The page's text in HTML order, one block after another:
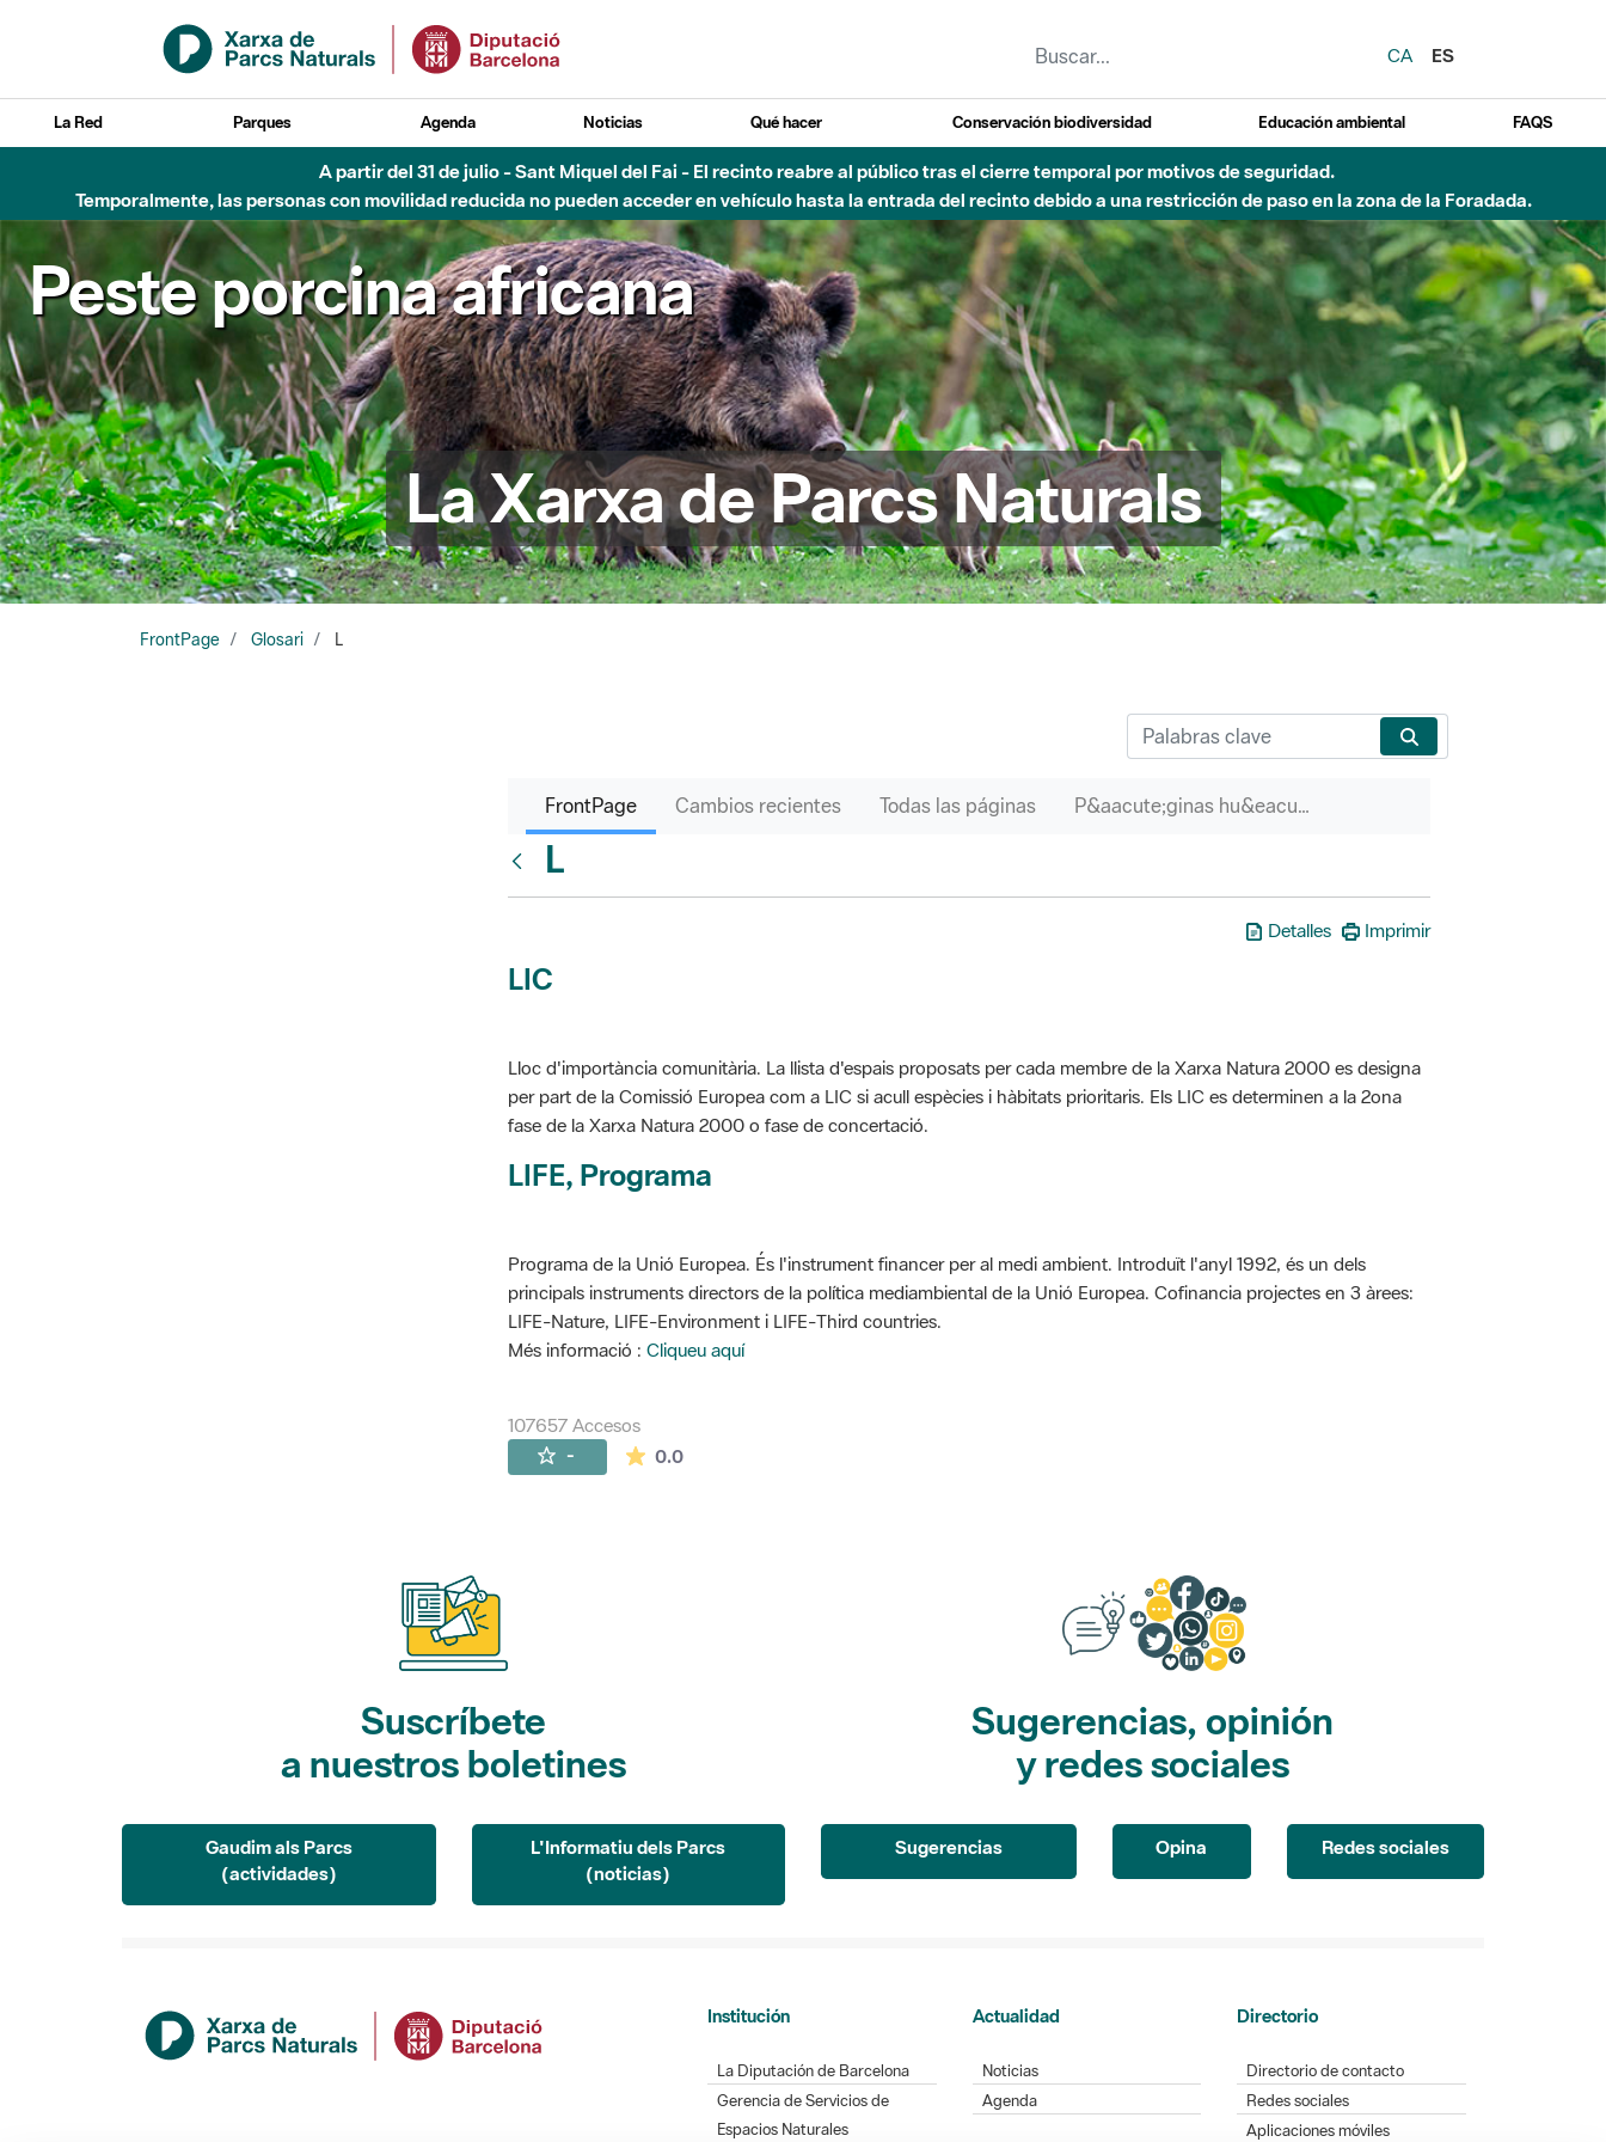
Saltar al contenido principal
CA
ES
La Red Parques Agenda Noticias Qué hacer Conservación biodiversidad Educación ambiental FAQS
A partir del 31 de julio - Sant Miquel del Fai - El recinto reabre al público tras el cierre temporal por motivos de seguridad.
Temporalmente, las personas con movilidad reducida no pueden acceder en vehículo hasta la entrada del recinto debido a una restricción de paso en la zona de la Foradada.
Peste porcina africana
La Xarxa de Parcs Naturals
FrontPage Glosari L
FrontPage Cambios recientes Todas las páginas P&aacute;ginas hu&eacute;rfanas
L
Detalles Imprimir
LIC
Lloc d'importància comunitària. La llista d'espais proposats per cada membre de la Xarxa Natura 2000 es designa
per part de la Comissió Europea com a LIC si acull espècies i hàbitats prioritaris. Els LIC es determinen a la 2ona
fase de la Xarxa Natura 2000 o fase de concertació.
LIFE, Programa
Programa de la Unió Europea. És l'instrument financer per al medi ambient. Introduït l'anyl 1992, és un dels
principals instruments directors de la política mediambiental de la Unió Europea. Cofinancia projectes en 3 àrees:
LIFE-Nature, LIFE-Environment i LIFE-Third countries.
Més informació : Cliqueu aquí
107657 Accesos
- 0.0La valoración media es de 0 estrellas de 5.
Suscríbete
a nuestros boletines
Gaudim als Parcs
(actividades)
L'Informatiu dels Parcs
(noticias)
Sugerencias, opinión
y redes sociales
Sugerencias Opina Redes sociales
Institución
La Diputación de Barcelona
Gerencia de Servicios de
Espacios Naturales
Actualidad
Noticias
Agenda
Directorio
Directorio de contacto
Redes sociales
Aplicaciones móviles